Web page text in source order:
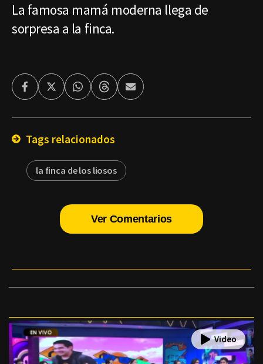
La famosa mamá moderna llega de
sorpresa a la finca.
FacebookTwitterWhatsappThreadsEnviar
por
Tags relacionados
la finca de los liosos
Ver Comentarios